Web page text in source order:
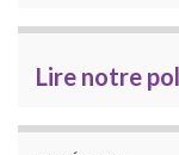
Lire notre